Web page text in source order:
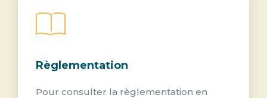
Règlementation
Pour consulter la règlementation en